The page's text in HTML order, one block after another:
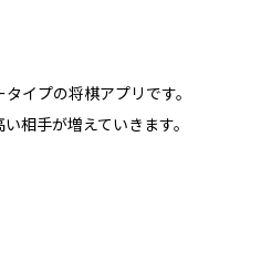
イプの将棋アプリです。
相手が増えていきます。